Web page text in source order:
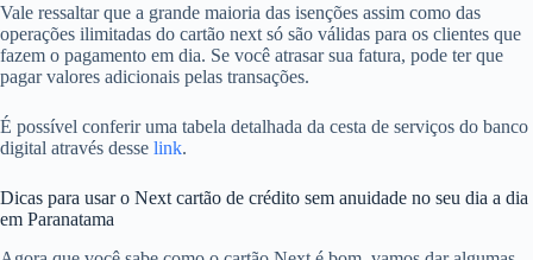
Vale ressaltar que a grande maioria das isenções assim como das
operações ilimitadas do cartão next só são válidas para os clientes que
fazem o pagamento em dia. Se você atrasar sua fatura, pode ter que
pagar valores adicionais pelas transações.
É possível conferir uma tabela detalhada da cesta de serviços do banco
digital através desse link.
Dicas para usar o Next cartão de crédito sem anuidade no seu dia a dia
em Paranatama